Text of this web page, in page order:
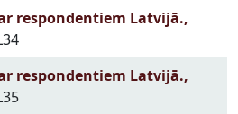
respondentiem Latvijā.,
respondentiem Latvijā.,